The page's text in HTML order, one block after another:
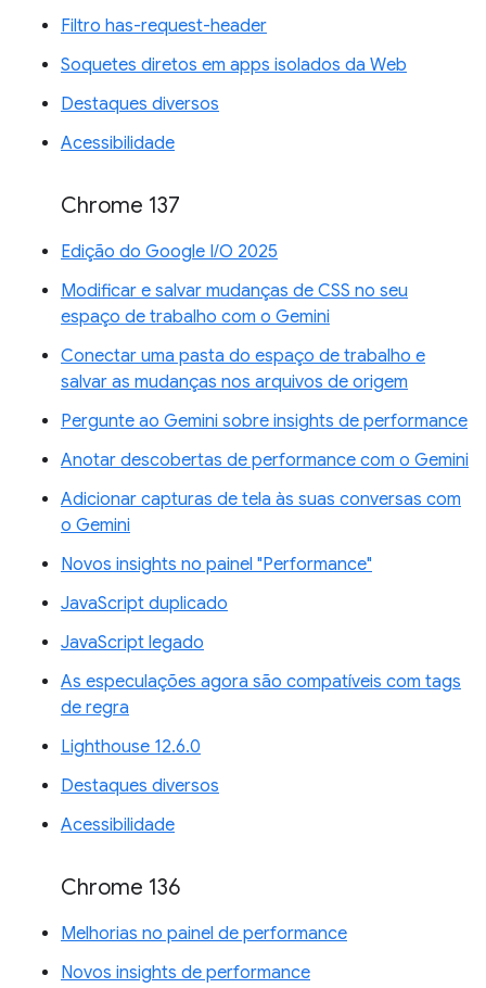
Filtro has-request-header
Soquetes diretos em apps isolados da Web
Destaques diversos
Acessibilidade
Chrome 137
Edição do Google I/O 2025
Modificar e salvar mudanças de CSS no seu
espaço de trabalho com o Gemini
Conectar uma pasta do espaço de trabalho e
salvar as mudanças nos arquivos de origem
Pergunte ao Gemini sobre insights de performance
Anotar descobertas de performance com o Gemini
Adicionar capturas de tela às suas conversas com
o Gemini
Novos insights no painel "Performance"
JavaScript duplicado
JavaScript legado
As especulações agora são compatíveis com tags
de regra
Lighthouse 12.6.0
Destaques diversos
Acessibilidade
Chrome 136
Melhorias no painel de performance
Novos insights de performance